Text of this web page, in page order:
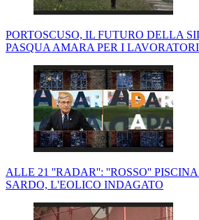
PORTOSCUSO, IL FUTURO DELLA
PASQUA AMARA PER I LAVORATORI
ALLE 21 ''RADAR'': ''ROSSO''
SARDO, L'EOLICO INDAGATO